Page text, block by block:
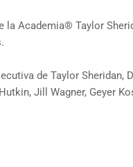
la Academia® Taylor
de Taylor Sheridan,
Jill Wagner, Geyer